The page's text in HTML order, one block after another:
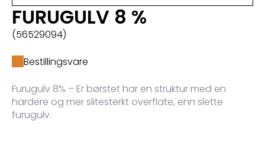
FURUGULV 8 %
(56529094)
Bestillingsvare
Furugulv 8% – Er børstet har en struktur med en
hardere og mer slitesterkt overflate, enn slette
furugulv.